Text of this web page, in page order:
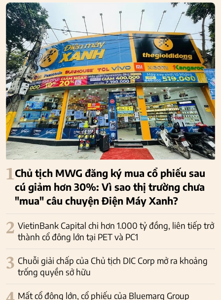
1Chủ tịch MWG đăng ký mua cổ phiếu sau
cú giảm hơn 30%: Vì sao thị trường chưa
"mua" câu chuyện Điện Máy Xanh?
2 VietinBank Capital chi hơn 1.000 tỷ đồng, liên tiếp trở
thành cổ đông lớn tại PET và PC1
3 Chuỗi giải chấp của Chủ tịch DIC Corp mở ra khoảng
trống quyền sở hữu
Mất cổ đông lớn, cổ phiếu của Bluemarq Group